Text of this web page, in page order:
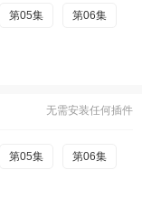
第05集 第06集
无需安装任何插件
第05集 第06集